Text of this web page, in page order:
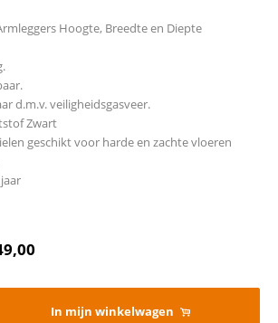
Hoogte, Breedte en Diepte
d.m.v. veiligheidsgasveer.
Zwart
geschikt voor harde en zachte vloeren
jaar
In mijn winkelwagen